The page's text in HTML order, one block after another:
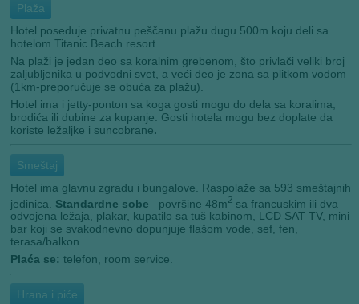
Plaža
Hotel poseduje privatnu peščanu plažu dugu 500m koju deli sa
hotelom Titanic Beach resort.
Na plaži je jedan deo sa koralnim grebenom, što privlači veliki broj
zaljubljenika u podvodni svet, a veći deo je zona sa plitkom vodom
(1km-preporučuje se obuća za plažu).
Hotel ima i jetty-ponton sa koga gosti mogu do dela sa koralima,
brodića ili dubine za kupanje. Gosti hotela mogu bez doplate da
koriste ležaljke i suncobrane.
Smeštaj
Hotel ima glavnu zgradu i bungalove. Raspolaže sa 593 smeštajnih
jedinica. Standardne sobe–površine 48m2 sa francuskim ili dva
odvojena ležaja, plakar, kupatilo sa tuš kabinom, LCD SAT TV, mini
bar koji se svakodnevno dopunjuje flašom vode, sef, fen,
terasa/balkon.
Plaća se:telefon, room service.
Hrana i piće